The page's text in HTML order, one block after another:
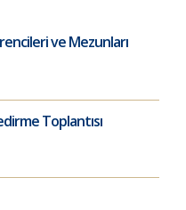
ve Mezunları
Toplantısı